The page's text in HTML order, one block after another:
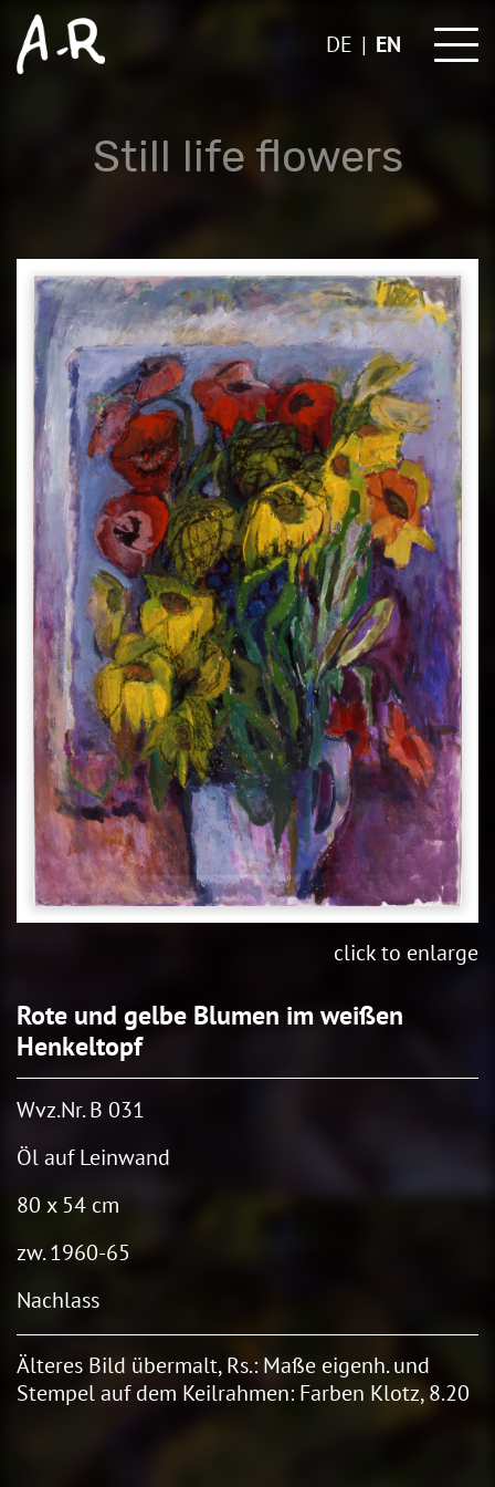
Skip
content
DE EN
Still life flowers
click to enlarge
Rote und gelbe Blumen im weißen
Henkeltopf
Wvz.Nr. B 031
Öl auf Leinwand
80 x 54 cm
zw. 1960-65
Nachlass
Älteres Bild übermalt, Rs.: Maße eigenh. und
Stempel auf dem Keilrahmen: Farben Klotz, 8.20